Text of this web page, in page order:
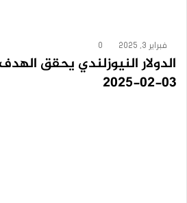
فبراير 3, 2025 0
الدولار النيوزلندي يحقق
03-02-2025